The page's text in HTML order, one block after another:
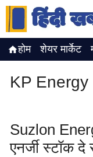
Skip
content
होम शेयर मार्केट
KP Energy
Suzlon
एनर्जी स्टॉक दे